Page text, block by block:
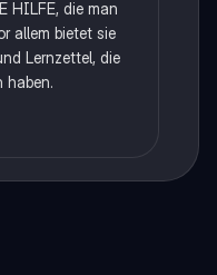
HILFE, die man
allem bietet sie
Lernzettel, die
haben.